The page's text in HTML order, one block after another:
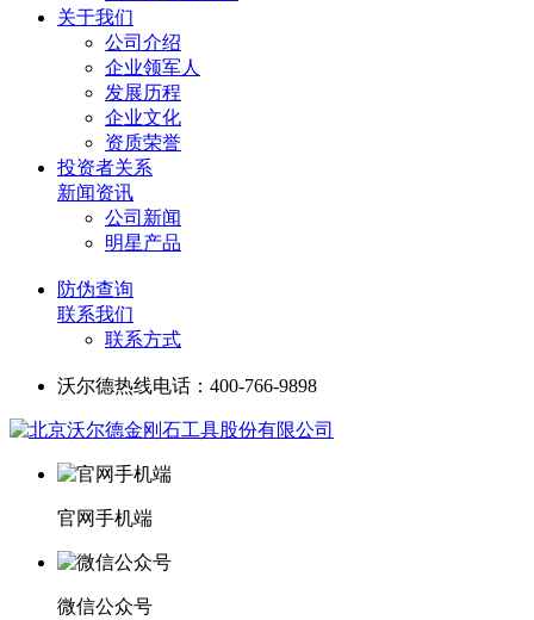
关于我们
公司介绍
企业领军人
发展历程
企业文化
资质荣誉
投资者关系
新闻资讯
公司新闻
明星产品
防伪查询
联系我们
联系方式
沃尔德热线电话：400-766-9898
官网手机端
微信公众号